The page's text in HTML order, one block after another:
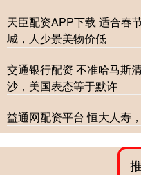
天臣配资APP下载 适合春
城，人少景美物价低
交通银行配资 不准哈马斯
沙，美国表态等于默许
益通网配资平台 恒大人寿